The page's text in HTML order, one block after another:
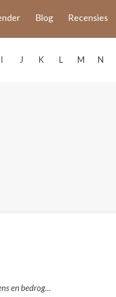
Blog Recensies
I J K L M N
en bedrog...